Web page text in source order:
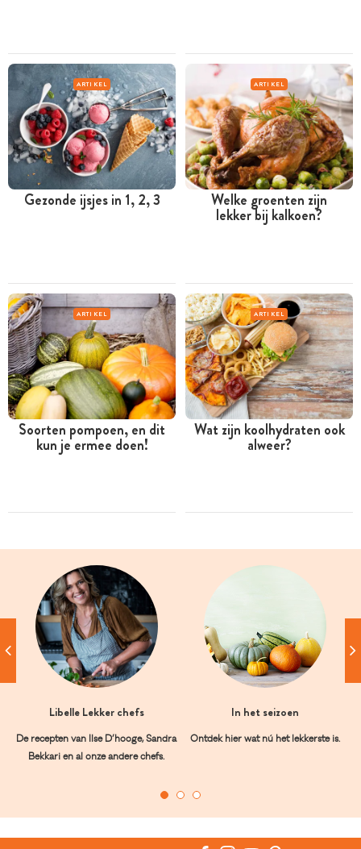
ARTIKEL
Gezonde ijsjes in 1, 2, 3
ARTIKEL
Welke groenten zijn
lekker bij kalkoen?
ARTIKEL
Soorten pompoen, en dit
kun je ermee doen!
ARTIKEL
Wat zijn koolhydraten ook
alweer?
Libelle Lekker chefs
De recepten van Ilse D’hooge, Sandra
Bekkari en al onze andere chefs.
In het seizoen
Ontdek hier wat nú het lekkerste is.